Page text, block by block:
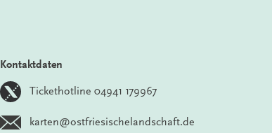
Kontaktdaten
Tickethotline 04941 179967
karten@ostfriesischelandschaft.de